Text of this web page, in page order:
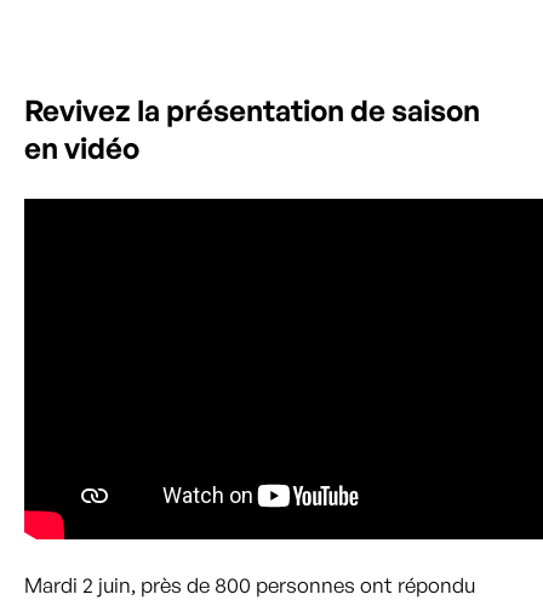
Revivez la présentation desaison
en vidéo
Mardi 2 juin, près de 800 personnes ont répondu